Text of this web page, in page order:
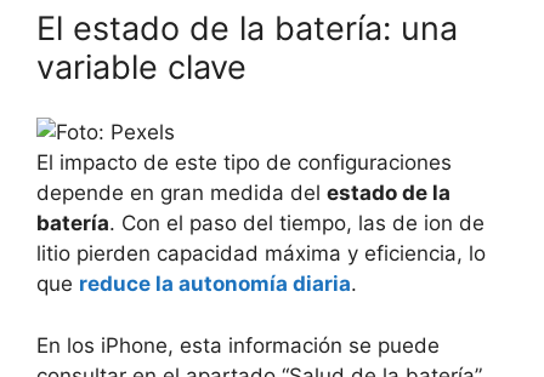
El estado de la batería: una
variable clave
El impacto de este tipo de configuraciones
depende en gran medida del estado de la
batería. Con el paso del tiempo, las de ion de
litio pierden capacidad máxima y eficiencia, lo
que reduce la autonomía diaria.
En los iPhone, esta información se puede